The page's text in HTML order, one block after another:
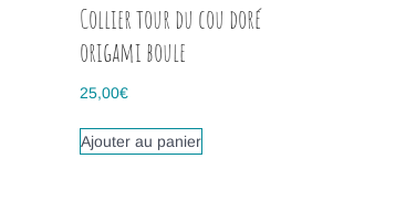
Collier tour du cou doré
origami boule
25,00€
Ajouter au panier